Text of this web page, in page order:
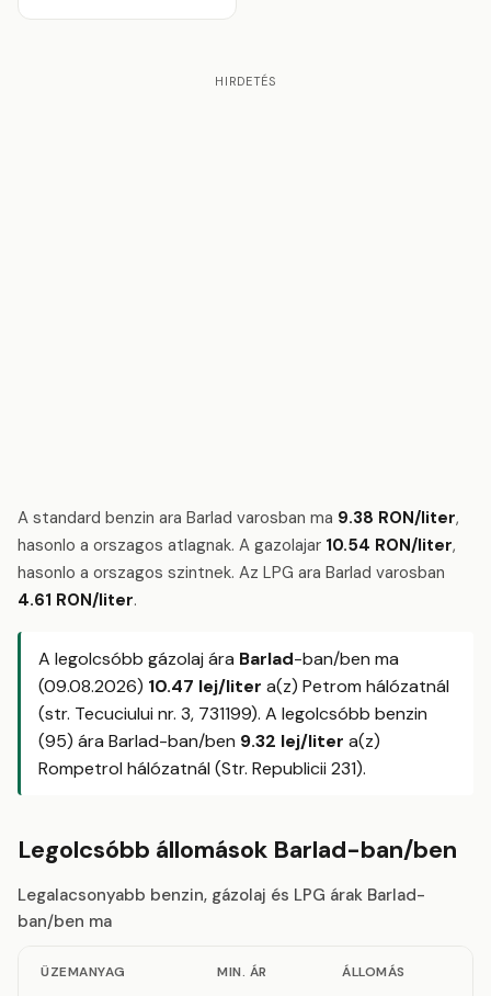
HIRDETÉS
A standard benzin ara Barlad varosban ma 9.38 RON/liter,
hasonlo a orszagos atlagnak. A gazolajar 10.54 RON/liter,
hasonlo a orszagos szintnek. Az LPG ara Barlad varosban
4.61 RON/liter.
A legolcsóbb gázolaj ára Barlad-ban/ben ma
(09.08.2026) 10.47 lej/liter a(z) Petrom hálózatnál
(str. Tecuciului nr. 3, 731199). A legolcsóbb benzin
(95) ára Barlad-ban/ben 9.32 lej/liter a(z)
Rompetrol hálózatnál (Str. Republicii 231).
Legolcsóbb állomások Barlad-ban/ben
Legalacsonyabb benzin, gázolaj és LPG árak Barlad-
ban/ben ma
ÜZEMANYAG MIN. ÁR ÁLLOMÁS